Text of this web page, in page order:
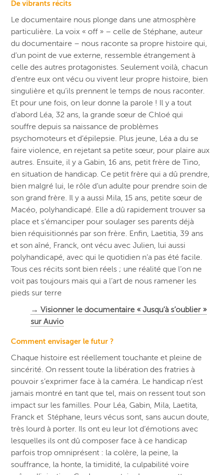
De vibrants récits
Le documentaire nous plonge dans une atmosphère
particulière. La voix « off » – celle de Stéphane, auteur
du documentaire – nous raconte sa propre histoire qui,
d’un point de vue externe, ressemble étrangement à
celle des autres protagonistes. Seulement voilà, chacun
d’entre eux ont vécu ou vivent leur propre histoire, bien
singulière et qu’ils prennent le temps de nous raconter.
Et pour une fois, on leur donne la parole ! Il y a tout
d’abord Léa, 32 ans, la grande sœur de Chloé qui
souffre depuis sa naissance de problèmes
psychomoteurs et d’épilepsie. Plus jeune, Léa a du se
faire violence, en rejetant sa petite sœur, pour plaire aux
autres. Ensuite, il y a Gabin, 16 ans, petit frère de Tino,
en situation de handicap. Ce petit frère qui a dû prendre,
bien malgré lui, le rôle d’un adulte pour prendre soin de
son grand frère. Il y a aussi Mila, 15 ans, petite sœur de
Macéo, polyhandicapé. Elle a dû rapidement trouver sa
place et s’émanciper pour soulager ses parents déjà
bien réquisitionnés par son frère. Enfin, Laetitia, 39 ans
et son aîné, Franck, ont vécu avec Julien, lui aussi
polyhandicapé, avec qui le quotidien n’a pas été facile.
Tous ces récits sont bien réels ; une réalité que l’on ne
voit pas toujours mais qui a l’art de nous ramener les
pieds sur terre
→ Visionner le documentaire « Jusqu’à s’oublier »
sur Auvio
Comment envisager le futur ?
Chaque histoire est réellement touchante et pleine de
sincérité. On ressent toute la libération des fratries à
pouvoir s’exprimer face à la caméra. Le handicap n’est
jamais montré en tant que tel, mais on ressent tout son
impact sur les familles. Pour Léa, Gabin, Mila, Laetita,
Franck et Stéphane, leurs vécus sont, sans aucun doute,
très lourd à porter. Ils ont eu leur lot d’émotions avec
lesquelles ils ont dû composer face à ce handicap
parfois trop omniprésent : la colère, la peine, la
souffrance, la honte, la timidité, la culpabilité voire